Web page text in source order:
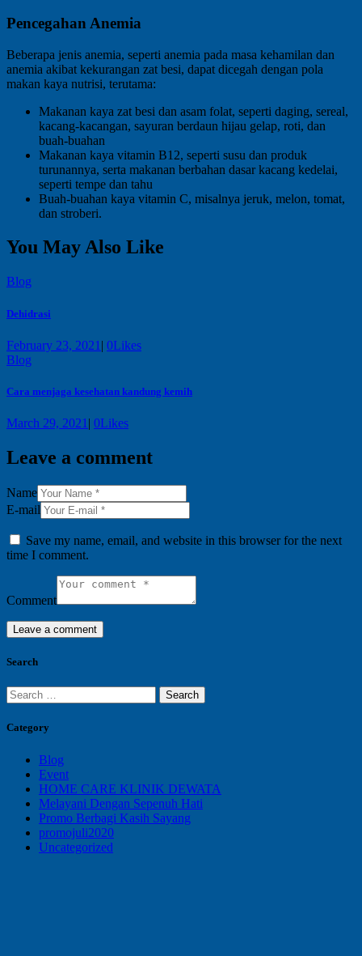
Pencegahan Anemia
Beberapa jenis anemia, seperti anemia pada masa kehamilan dan
anemia akibat kekurangan zat besi, dapat dicegah dengan pola
makan kaya nutrisi, terutama:
Makanan kaya zat besi dan asam folat, seperti daging, sereal,
kacang-kacangan, sayuran berdaun hijau gelap, roti, dan
buah-buahan
Makanan kaya vitamin B12, seperti susu dan produk
turunannya, serta makanan berbahan dasar kacang kedelai,
seperti tempe dan tahu
Buah-buahan kaya vitamin C, misalnya jeruk, melon, tomat,
dan stroberi.
You May Also Like
Blog
Dehidrasi
February 23, 2021 | 0Likes
Blog
Cara menjaga kesehatan kandung kemih
March 29, 2021 | 0Likes
Leave a comment
Name
E-mail
Save my name, email, and website in this browser for the next
time I comment.
Comment
Search
Search
for:
Category
Blog
Event
HOME CARE KLINIK DEWATA
Melayani Dengan Sepenuh Hati
Promo Berbagi Kasih Sayang
promojuli2020
Uncategorized